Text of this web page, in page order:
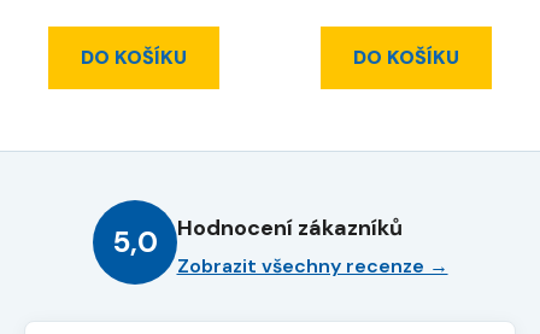
DO KOŠÍKU DO KOŠÍKU
5,0 Hodnocení zákazníků
Zobrazit všechny recenze →